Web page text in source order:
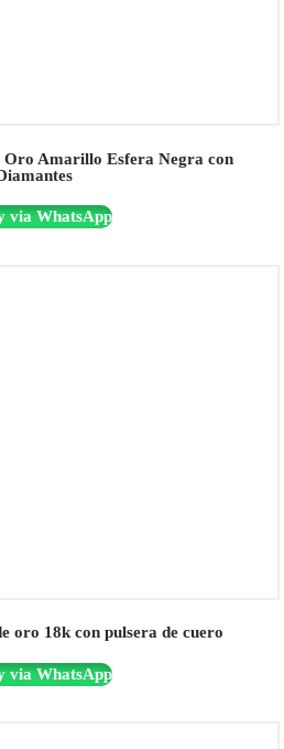
Oro Amarillo Esfera Negra con
via WhatsApp
oro 18k con pulsera de cuero
via WhatsApp